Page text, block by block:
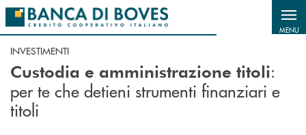
Salta al contenuto principale
MENU
INVESTIMENTI
Custodia e amministrazione titoli:
per te che detieni strumenti finanziari e
titoli